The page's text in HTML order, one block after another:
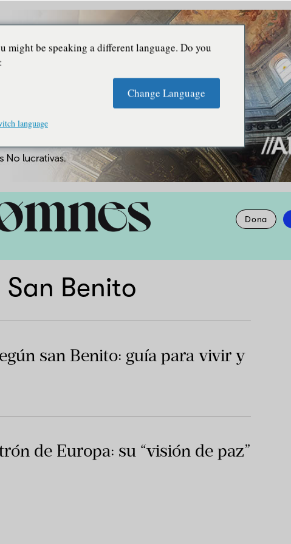
Dona
San Benito
san Benito: guía para vivir y
de Europa: su “visión de paz”
might be speaking a different language. Do you
Change Language
language